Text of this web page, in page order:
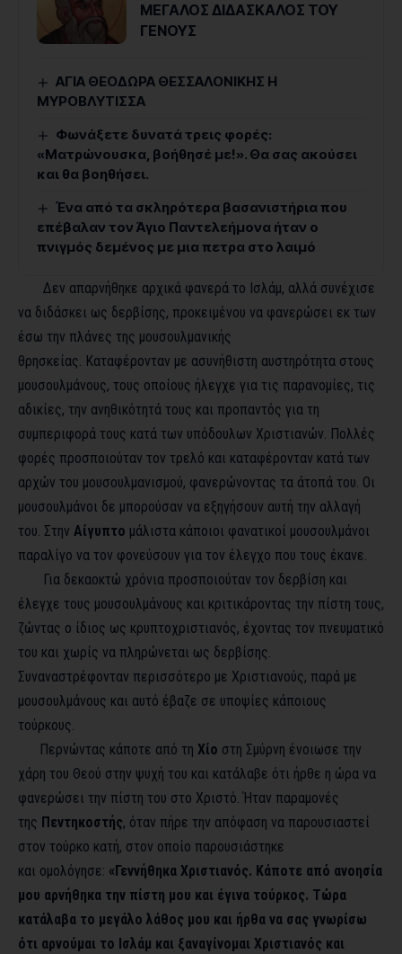
ΜΕΓΑΛΟΣ ΔΙΔΑΣΚΑΛΟΣ ΤΟΥ
ΓΕΝΟΥΣ
ΑΓΙΑ ΘΕΟΔΩΡΑ ΘΕΣΣΑΛΟΝΙΚΗΣ Η
ΜΥΡΟΒΛΥΤΙΣΣΑ
Φωνάξετε δυνατά τρεις φορές:
«Ματρώνουσκα, βοήθησέ με!». Θα σας ακούσει
και θα βοηθήσει.
Ένα από τα σκληρότερα βασανιστήρια που
επέβαλαν τον Άγιο Παντελεήμονα ήταν ο
πνιγμός δεμένος με μια πετρα στο λαιμό
Δεν απαρνήθηκε αρχικά φανερά το Ισλάμ, αλλά συνέχισε
να διδάσκει ως δερβίσης, προκειμένου να φανερώσει εκ των
έσω την πλάνες της μουσουλμανικής
θρησκείας. Καταφέρονταν με ασυνήθιστη αυστηρότητα στους
μουσουλμάνους, τους οποίους ήλεγχε για τις παρανομίες, τις
αδικίες, την ανηθικότητά τους και προπαντός για τη
συμπεριφορά τους κατά των υπόδουλων Χριστιανών. Πολλές
φορές προσποιούταν τον τρελό και καταφέρονταν κατά των
αρχών του μουσουλμανισμού, φανερώνοντας τα άτοπά του. Οι
μουσουλμάνοι δε μπορούσαν να εξηγήσουν αυτή την αλλαγή
του. Στην Αίγυπτο μάλιστα κάποιοι φανατικοί μουσουλμάνοι
παραλίγο να τον φονεύσουν για τον έλεγχο που τους έκανε.
Για δεκαοκτώ χρόνια προσποιούταν τον δερβίση και
έλεγχε τους μουσουλμάνους και κριτικάροντας την πίστη τους,
ζώντας ο ίδιος ως κρυπτοχριστιανός, έχοντας τον πνευματικό
του και χωρίς να πληρώνεται ως δερβίσης.
Συναναστρέφονταν περισσότερο με Χριστιανούς, παρά με
μουσουλμάνους και αυτό έβαζε σε υποψίες κάποιους
τούρκους.
Περνώντας κάποτε από τη Χίο στη Σμύρνη ένοιωσε την
χάρη του Θεού στην ψυχή του και κατάλαβε ότι ήρθε η ώρα να
φανερώσει την πίστη του στο Χριστό. Ήταν παραμονές
της Πεντηκοστής, όταν πήρε την απόφαση να παρουσιαστεί
στον τούρκο κατή, στον οποίο παρουσιάστηκε
και ομολόγησε: «Γεννήθηκα Χριστιανός. Κάποτε από ανοησία
μου αρνήθηκα την πίστη μου και έγινα τούρκος. Τώρα
κατάλαβα το μεγάλο λάθος μου και ήρθα να σας γνωρίσω
ότι αρνούμαι το Ισλάμ και ξαναγίνομαι Χριστιανός και